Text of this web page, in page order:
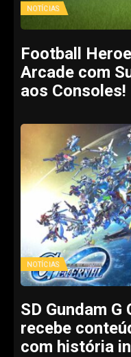
NOTÍCIAS
Football
Arcade com
aos Consoles!
NOTÍCIAS
SD Gundam G
recebe
com história